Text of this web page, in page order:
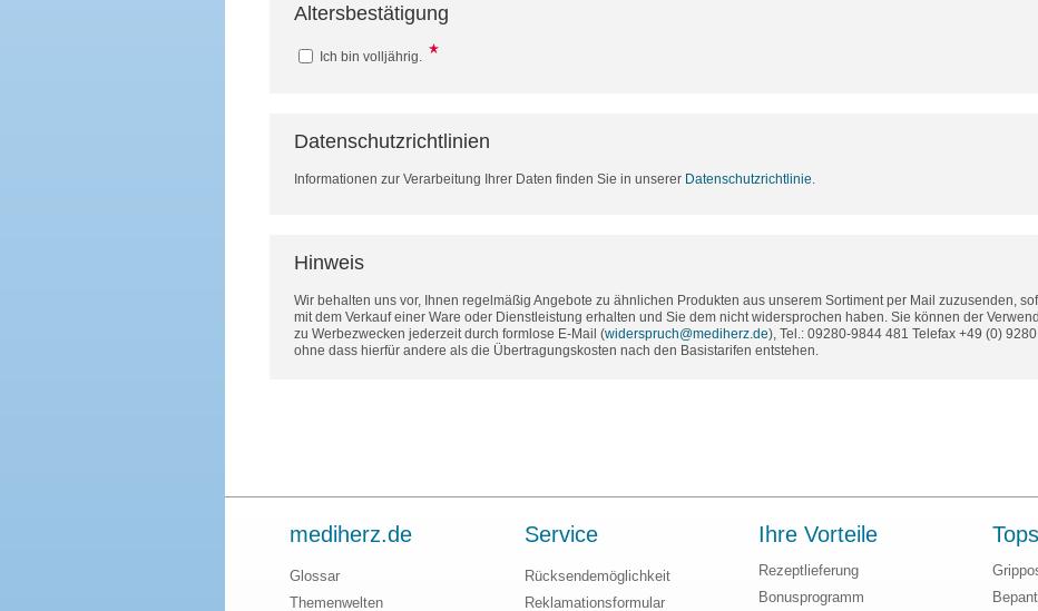
Altersbestätigung
Ich bin volljährig.
Datenschutzrichtlinien
Informationen zur Verarbeitung Ihrer Daten finden Sie in unserer Datenschutzrichtlinie
Hinweis
Wir behalten uns vor, Ihnen regelmäßig Angebote zu ähnlichen Produkten aus unserem Sortiment per Mail zuzusenden,
mit dem Verkauf einer Ware oder Dienstleistung erhalten und Sie dem nicht widersprochen haben. Sie können der
zu Werbezwecken jederzeit durch formlose E-Mail (widerspruch@mediherz.de), Tel.: 09280-9844 481 Telefax +49 (0)
ohne dass hierfür andere als die Übertragungskosten nach den Basistarifen entstehen.
mediherz.de
Glossar
Themenwelten
Service
Rücksendemöglichkeit
Reklamationsformular
Ihre Vorteile
Rezeptlieferung
Bonusprogramm